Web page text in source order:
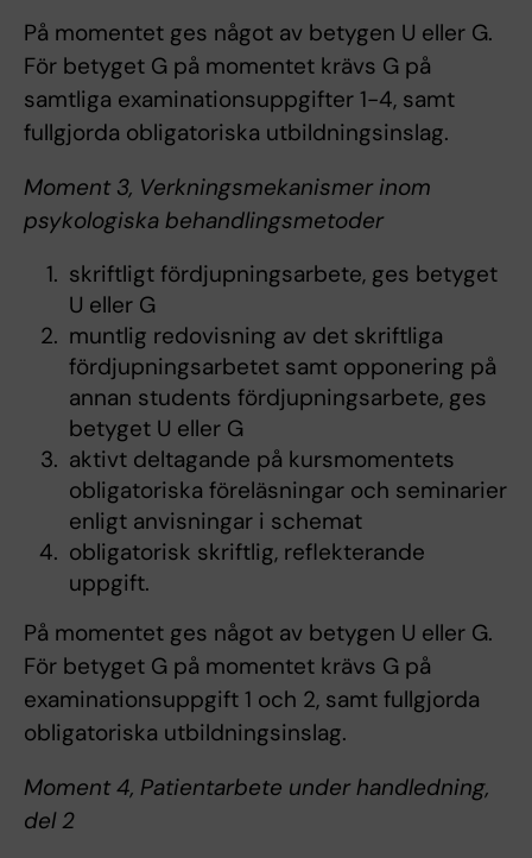
På momentet ges något av betygen U eller G.
För betyget G på momentet krävs G på
samtliga examinationsuppgifter 1-4, samt
fullgjorda obligatoriska utbildningsinslag.
Moment 3, Verkningsmekanismer inom
psykologiska behandlingsmetoder
skriftligt fördjupningsarbete, ges betyget
U eller G
muntlig redovisning av det skriftliga
fördjupningsarbetet samt opponering på
annan students fördjupningsarbete, ges
betyget U eller G
aktivt deltagande på kursmomentets
obligatoriska föreläsningar och seminarier
enligt anvisningar i schemat
obligatorisk skriftlig, reflekterande
uppgift.
På momentet ges något av betygen U eller G.
För betyget G på momentet krävs G på
examinationsuppgift 1 och 2, samt fullgjorda
obligatoriska utbildningsinslag.
Moment 4, Patientarbete under handledning,
del 2